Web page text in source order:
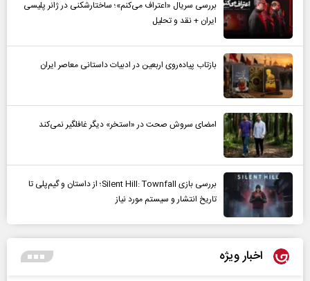
بررسی سریال «اعتراف می‌کنم»؛ ساختارشکنی در ژانر پلیسی
ایران + نقد و تحلیل
بازتاب پیاده‌روی اربعین در ادبیات داستانی معاصر ایران
امضای سروش صحت در «استخر» دیگر غافلگیر نمی‌کند
بررسی بازی Silent Hill: Townfall؛ از داستان و گیم‌پلی تا
تاریخ انتشار و سیستم مورد نیاز
اخبار ویژه